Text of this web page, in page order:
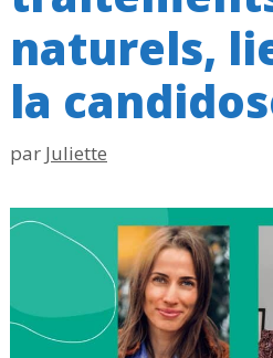
naturels,
la
par Juliette